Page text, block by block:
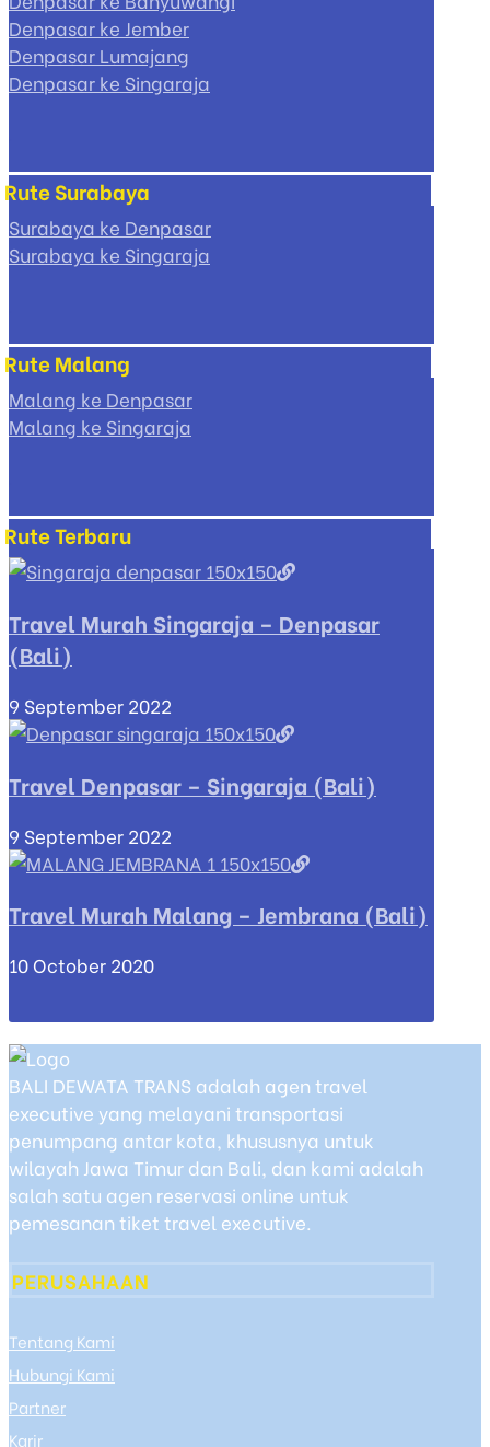
Denpasar ke Jember
Denpasar Lumajang
Denpasar ke Singaraja
Rute Surabaya
Surabaya ke Denpasar
Surabaya ke Singaraja
Rute Malang
Malang ke Denpasar
Malang ke Singaraja
Rute Terbaru
Travel Murah Singaraja – Denpasar
(Bali)
9 September 2022
Travel Denpasar – Singaraja (Bali)
9 September 2022
Travel Murah Malang – Jembrana (Bali)
10 October 2020
BALI DEWATA TRANS adalah agen travel
executive yang melayani transportasi
penumpang antar kota, khususnya untuk
wilayah Jawa Timur dan Bali, dan kami adalah
salah satu agen reservasi online untuk
pemesanan tiket travel executive.
PERUSAHAAN
Tentang Kami
Hubungi Kami
Partner
Karir